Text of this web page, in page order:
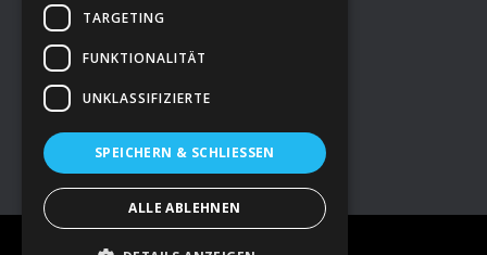
→Impressum
→Kontakt zum PAO Team
TARGETING
FUNKTIONALITÄT
UNKLASSIFIZIERTE
SPEICHERN & SCHLIESSEN
ALLE ABLEHNEN